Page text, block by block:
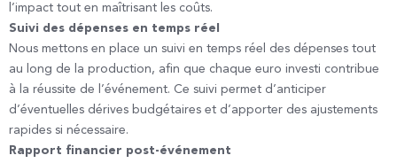
l’impact tout en maîtrisant les coûts.
Suivi des dépenses en temps réel
Nous mettons en place un suivi en temps réel des dépenses tout
au long de la production, afin que chaque euro investi contribue
à la réussite de l’événement. Ce suivi permet d’anticiper
d’éventuelles dérives budgétaires et d’apporter des ajustements
rapides si nécessaire.
Rapport financier post-événement